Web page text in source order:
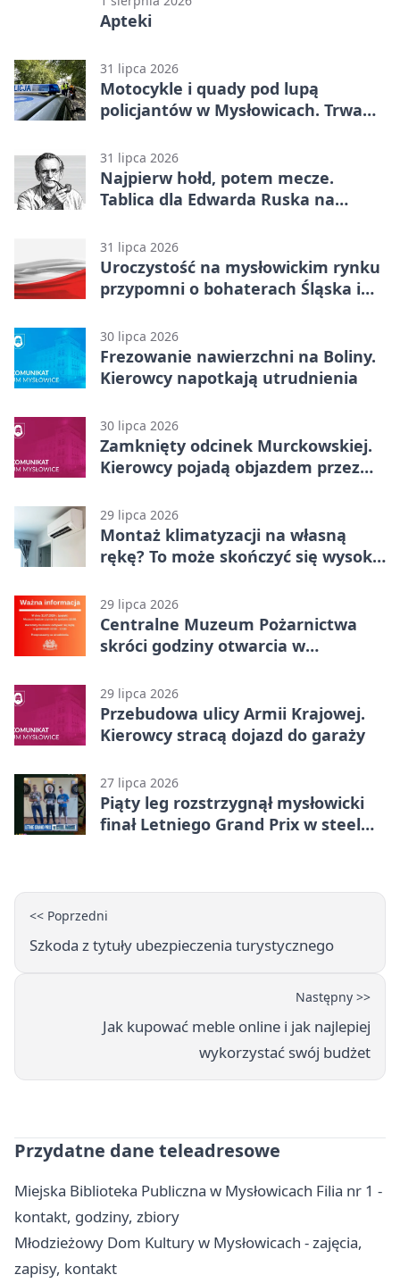
Apteki
31 lipca 2026
Motocykle i quady pod lupą
policjantów w Mysłowicach. Trwa
31 lipca 2026
Najpierw hołd, potem mecze.
Tablica dla Edwarda Ruska na
31 lipca 2026
Uroczystość na mysłowickim rynku
przypomni o bohaterach Śląska i
30 lipca 2026
Frezowanie nawierzchni na Boliny.
Kierowcy napotkają utrudnienia
30 lipca 2026
Zamknięty odcinek Murckowskiej.
Kierowcy pojadą objazdem przez
29 lipca 2026
Montaż klimatyzacji na własną
rękę? To może skończyć się wysoką
29 lipca 2026
Centralne Muzeum Pożarnictwa
skróci godziny otwarcia w
29 lipca 2026
Przebudowa ulicy Armii Krajowej.
Kierowcy stracą dojazd do garaży
27 lipca 2026
Piąty leg rozstrzygnął mysłowicki
finał Letniego Grand Prix w steel
<< Poprzedni
Szkoda z tytuły ubezpieczenia turystycznego
Następny >>
Jak kupować meble online i jak najlepiej
wykorzystać swój budżet
Przydatne dane teleadresowe
Miejska Biblioteka Publiczna w Mysłowicach Filia nr 1 -
kontakt, godziny, zbiory
Młodzieżowy Dom Kultury w Mysłowicach - zajęcia,
zapisy, kontakt